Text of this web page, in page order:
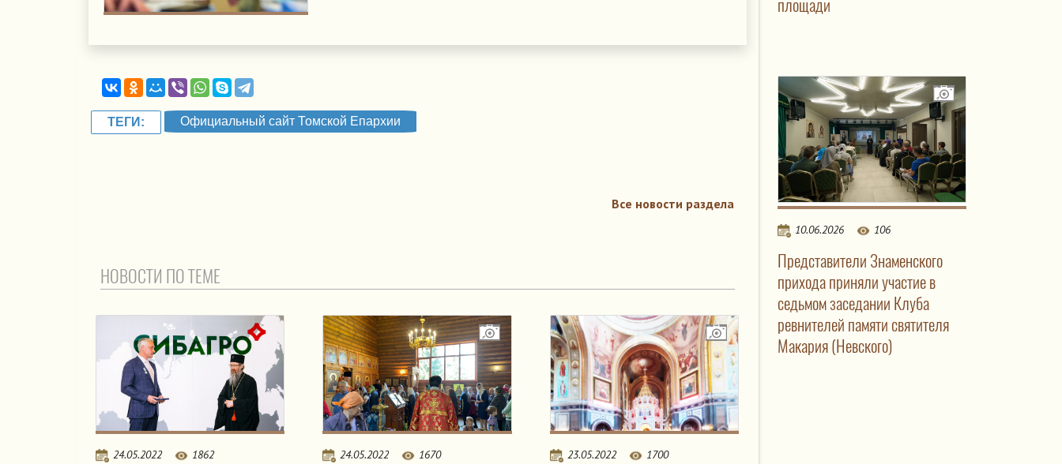
ТЕГИ: Официальный сайт Томской Епархии
Все новости раздела
НОВОСТИ ПО ТЕМЕ
24.05.2022 1862 24.05.2022 1670 23.05.2022 1700
площади
10.06.2026 106
Представители Знаменского
прихода приняли участие в
седьмом заседании Клуба
ревнителей памяти святителя
Макария (Невского)